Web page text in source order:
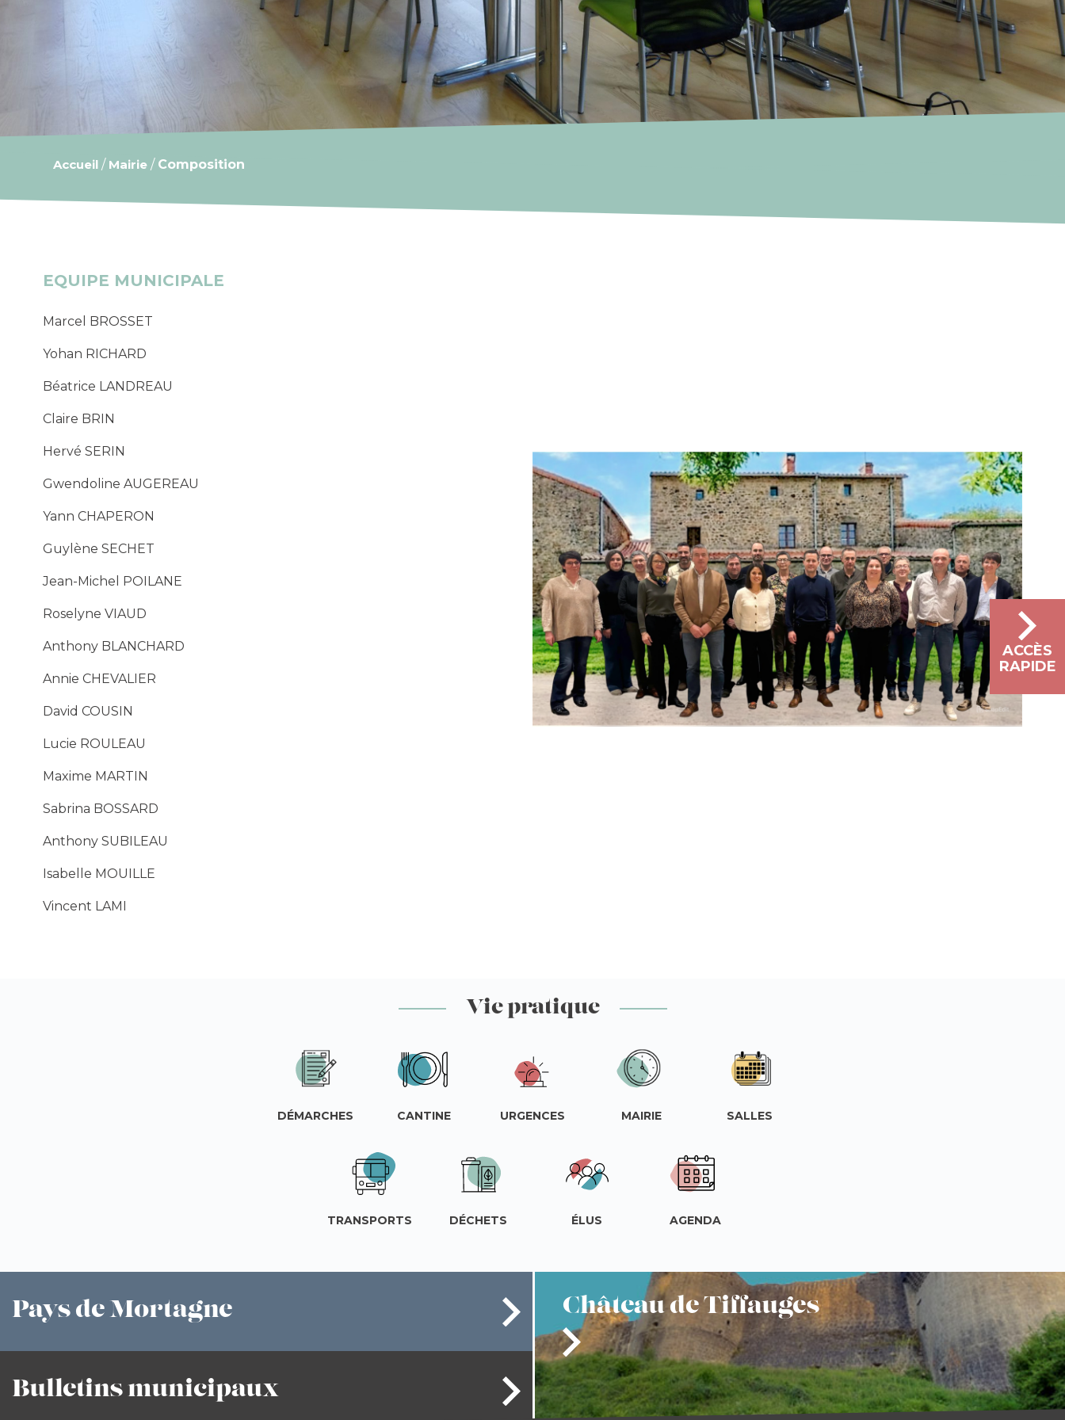
ACCÈS
RAPIDE
Accueil / Mairie / Composition
EQUIPE MUNICIPALE
Marcel BROSSET
Yohan RICHARD
Béatrice LANDREAU
Claire BRIN
Hervé SERIN
Gwendoline AUGEREAU
Yann CHAPERON
Guylène SECHET
Jean-Michel POILANE
Roselyne VIAUD
Anthony BLANCHARD
Annie CHEVALIER
David COUSIN
Lucie ROULEAU
Maxime MARTIN
Sabrina BOSSARD
Anthony SUBILEAU
Isabelle MOUILLE
Vincent LAMI
Vie pratique
DÉMARCHES CANTINE URGENCES MAIRIE SALLES
TRANSPORTS DÉCHETS ÉLUS AGENDA
Pays de Mortagne
Bulletinsmunicipaux
Châteaude Tiffauges